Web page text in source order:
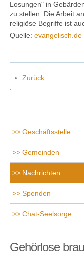
Losungen" in
zu stellen. Die Arbeit
religiöse Begriffe ist
Quelle: evangelisch.de
Zurück
.
Geschäftsstelle
Gemeinden
Nachrichten
Spenden
Chat-Seelsorge
Gehörlose